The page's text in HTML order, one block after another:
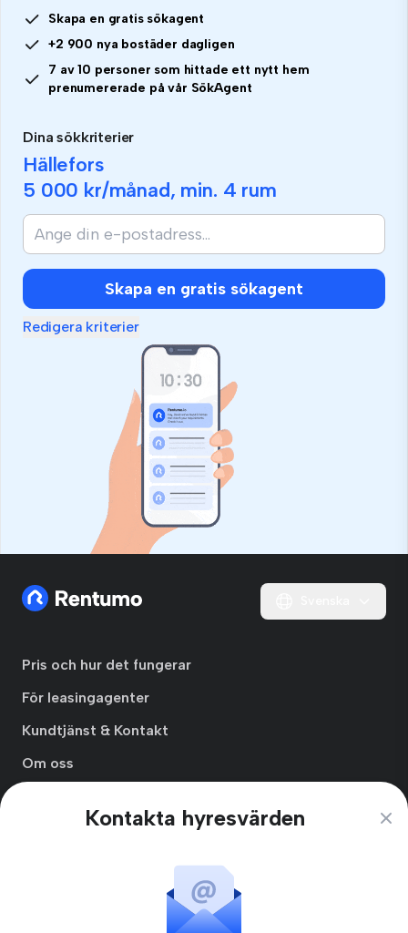
Skapa en gratis sökagent
+2 900 nya bostäder dagligen
7 av 10 personer som hittade ett nytt hem
prenumererade på vår SökAgent
Dina sökkriterier
Hällefors
5 000 kr/månad, min. 4 rum
Skapa en gratis sökagent
Redigera kriterier
Kontakta hyresvärden
Pris och hur det fungerar
För leasingagenter
Kundtjänst & Kontakt
Om oss
Användarvillkor
Skapa Hyresgästprofil